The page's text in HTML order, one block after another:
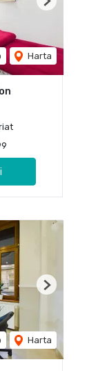
Harta
Next
Harta
Next